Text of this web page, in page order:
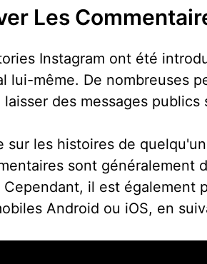
Les
Instagram ont été
lui-même. De nombreuses
des messages
sur les histoires de
sont
il est également
Android ou iOS, en